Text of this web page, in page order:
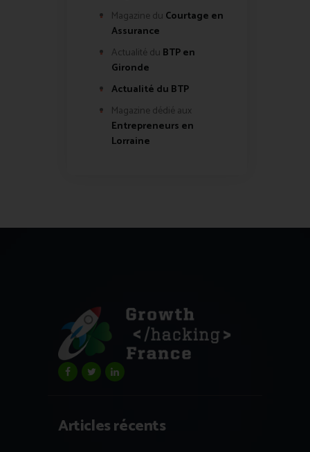
Magazine du Courtage en
Assurance
Actualité du BTP en
Gironde
Actualité du BTP
Magazine dédié aux
Entrepreneurs en
Lorraine
Articles récents